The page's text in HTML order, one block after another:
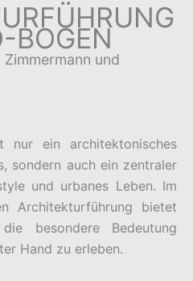
BOGEN
und
nur ein architektonisches
sondern auch ein zentraler
und urbanes Leben. Im
Architekturführung bietet
besondere Bedeutung
Hand zu erleben.